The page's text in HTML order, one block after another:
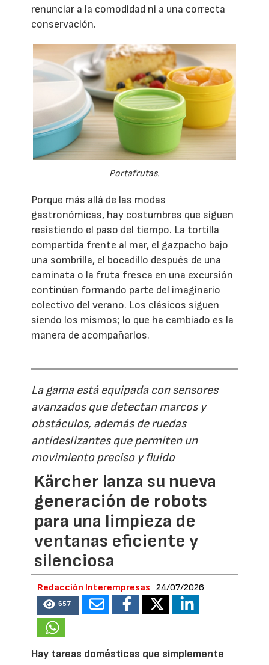
renunciar a la comodidad ni a una correcta
conservación.
Portafrutas.
Porque más allá de las modas
gastronómicas, hay costumbres que siguen
resistiendo el paso del tiempo. La tortilla
compartida frente al mar, el gazpacho bajo
una sombrilla, el bocadillo después de una
caminata o la fruta fresca en una excursión
continúan formando parte del imaginario
colectivo del verano. Los clásicos siguen
siendo los mismos; lo que ha cambiado es la
manera de acompañarlos.
La gama está equipada con sensores
avanzados que detectan marcos y
obstáculos, además de ruedas
antideslizantes que permiten un
movimiento preciso y fluido
Kärcher lanza su nueva
generación de robots
para una limpieza de
ventanas eficiente y
silenciosa
Redacción Interempresas 24/07/2026
657
Hay tareas domésticas que simplemente